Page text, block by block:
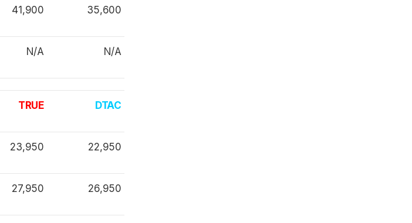
41,900 35,600
N/A N/A
TRUE DTAC
23,950 22,950
27,950 26,950